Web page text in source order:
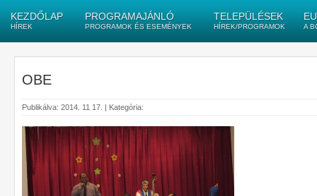
KEZDŐLAP
HÍREK
PROGRAMAJÁNLÓ
PROGRAMOK ÉS ESEMÉNYEK
TELEPÜLÉSEK
HÍREK/PROGRAMOK A
OBE
Publikálva: 2014. 11 17. | Kategória: